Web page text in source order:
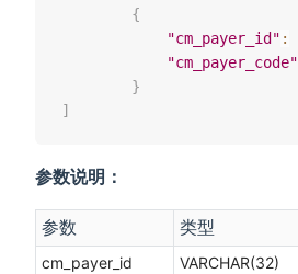
{
"cm_payer_id" :
"cm_payer_code"
}
]
参数说明：
参数 类型
cm_payer_id VARCHAR(32)